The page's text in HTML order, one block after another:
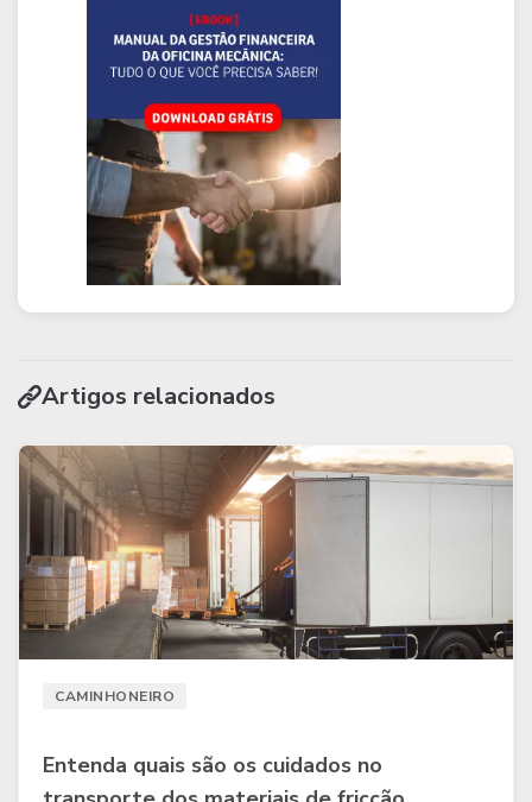
Artigos relacionados
CAMINHONEIRO
Entenda quais são os cuidados no